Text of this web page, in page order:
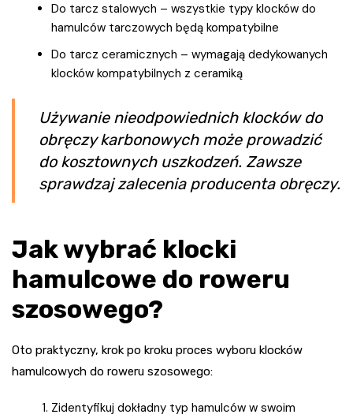
Do tarcz stalowych – wszystkie typy klocków do
hamulców tarczowych będą kompatybilne
Do tarcz ceramicznych – wymagają dedykowanych
klocków kompatybilnych z ceramiką
Używanie nieodpowiednich klocków do
obręczy karbonowych może prowadzić
do kosztownych uszkodzeń. Zawsze
sprawdzaj zalecenia producenta obręczy.
Jak wybrać klocki
hamulcowe do roweru
szosowego?
Oto praktyczny, krok po kroku proces wyboru klocków
hamulcowych do roweru szosowego:
Zidentyfikuj dokładny typ hamulców w swoim